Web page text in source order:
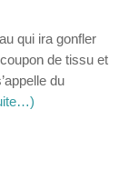
qui ira gonfler
de tissu et
du